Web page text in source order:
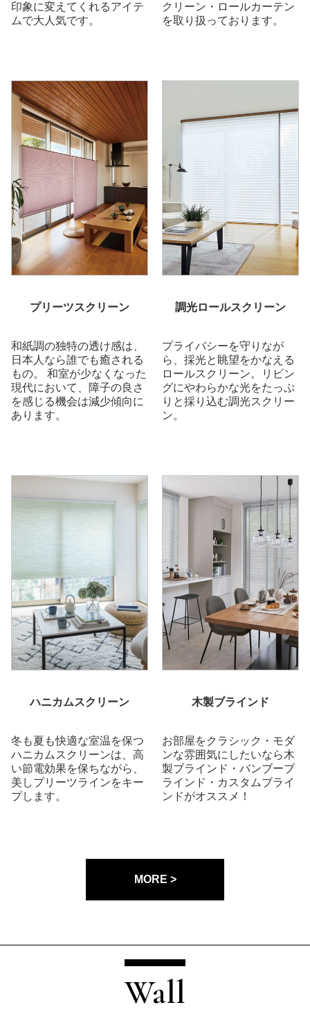
印象に変えてくれるアイテ
ムで大人気です。
クリーン・ロールカーテン
を取り扱っております。
プリーツスクリーン
和紙調の独特の透け感は、
日本人なら誰でも癒される
もの。 和室が少なくなった
現代において、障子の良さ
を感じる機会は減少傾向に
あります。
調光ロールスクリーン
プライバシーを守りなが
ら、採光と眺望をかなえる
ロールスクリーン。リビン
グにやわらかな光をたっぷ
りと採り込む調光スクリー
ン。
ハニカムスクリーン
冬も夏も快適な室温を保つ
ハニカムスクリーンは、高
い節電効果を保ちながら、
美しプリーツラインをキー
プします。
木製ブラインド
お部屋をクラシック・モダ
ンな雰囲気にしたいなら木
製ブラインド・バンブーブ
ラインド・カスタムブライ
ンドがオススメ！
MORE >
Wall